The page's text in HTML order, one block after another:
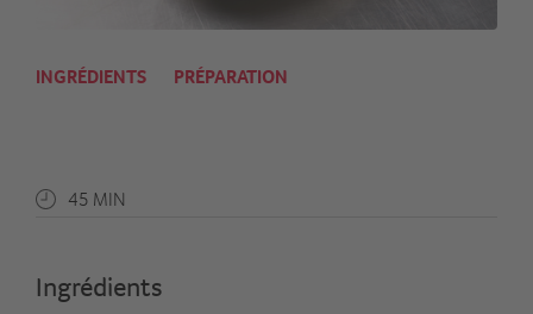
INGRÉDIENTS PRÉPARATION
45 MIN
Ingrédients